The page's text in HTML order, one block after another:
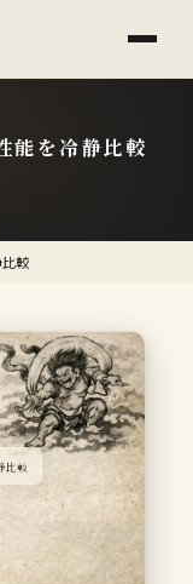
を冷静比較
較
比較